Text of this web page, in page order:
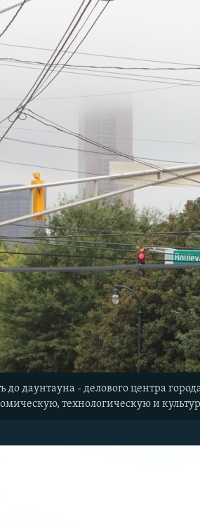
до даунтауна - делового центра
технологическую и